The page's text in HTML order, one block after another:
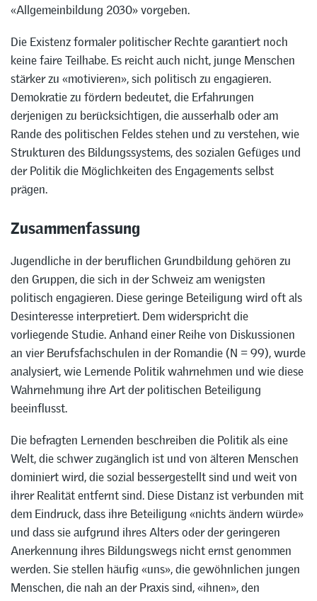
«Allgemeinbildung 2030» vorgeben.
Die Existenz formaler politischer Rechte garantiert noch
keine faire Teilhabe. Es reicht auch nicht, junge Menschen
stärker zu «motivieren», sich politisch zu engagieren.
Demokratie zu fördern bedeutet, die Erfahrungen
derjenigen zu berücksichtigen, die ausserhalb oder am
Rande des politischen Feldes stehen und zu verstehen, wie
Strukturen des Bildungssystems, des sozialen Gefüges und
der Politik die Möglichkeiten des Engagements selbst
prägen.
Zusammenfassung
Jugendliche in der beruflichen Grundbildung gehören zu
den Gruppen, die sich in der Schweiz am wenigsten
politisch engagieren. Diese geringe Beteiligung wird oft als
Desinteresse interpretiert. Dem widerspricht die
vorliegende Studie. Anhand einer Reihe von Diskussionen
an vier Berufsfachschulen in der Romandie (N = 99), wurde
analysiert, wie Lernende Politik wahrnehmen und wie diese
Wahrnehmung ihre Art der politischen Beteiligung
beeinflusst.
Die befragten Lernenden beschreiben die Politik als eine
Welt, die schwer zugänglich ist und von älteren Menschen
dominiert wird, die sozial bessergestellt sind und weit von
ihrer Realität entfernt sind. Diese Distanz ist verbunden mit
dem Eindruck, dass ihre Beteiligung «nichts ändern würde»
und dass sie aufgrund ihres Alters oder der geringeren
Anerkennung ihres Bildungswegs nicht ernst genommen
werden. Sie stellen häufig «uns», die gewöhnlichen jungen
Menschen, die nah an der Praxis sind, «ihnen», den